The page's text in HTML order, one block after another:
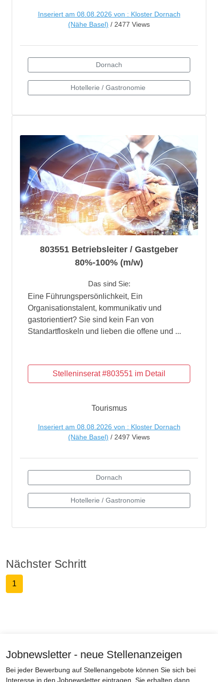
Inseriert am 08.08.2026 von : Kloster Dornach
(Nähe Basel) / 2477 Views
803551 Betriebsleiter / Gastgeber
80%-100% (m/w)
Das sind Sie:
Eine Führungspersönlichkeit, Ein
Organisationstalent, kommunikativ und
gastorientiert? Sie sind kein Fan von
Standartfloskeln und lieben die offene und ...
Tourismus
Inseriert am 08.08.2026 von : Kloster Dornach
(Nähe Basel) / 2497 Views
Nächster Schritt
1
Jobnewsletter - neue Stellenanzeigen
Bei jeder Bewerbung auf Stellenangebote können Sie sich bei
Interesse in den Jobnewsletter eintragen. Sie erhalten dann